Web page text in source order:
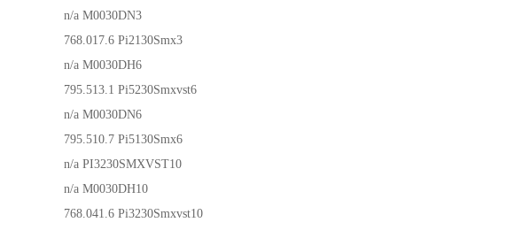
n/a M0030DN3
768.017.6 Pi2130Smx3
n/a M0030DH6
795.513.1 Pi5230Smxvst6
n/a M0030DN6
795.510.7 Pi5130Smx6
n/a PI3230SMXVST10
n/a M0030DH10
768.041.6 Pi3230Smxvst10